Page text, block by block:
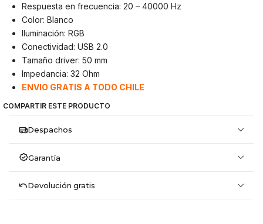
Respuesta en frecuencia: 20 – 40000 Hz
Color: Blanco
Iluminación: RGB
Conectividad: USB 2.0
Tamaño driver: 50 mm
Impedancia: 32 Ohm
ENVIO GRATIS A TODO CHILE
COMPARTIR ESTE PRODUCTO
Despachos
Garantía
Devolución gratis